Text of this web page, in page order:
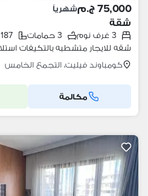
75,000 ج.م شهرياً
شقة
3 غرف نوم 3 حمامات
187 م٢
كومباوند فيليت، التجمع الخامس
مكالمة